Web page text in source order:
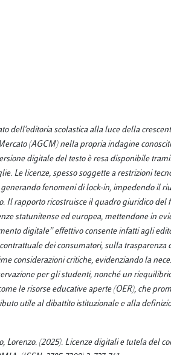
dell’editoria scolastica alla luce della
(AGCM) nella propria indagine
digitale del testo è resa disponibile
Le licenze, spesso soggette a restrizioni
fenomeni di lock-in, impedendo il
Il rapporto ricostruisce il quadro giuridico
statunitense ed europea, mettendone in
digitale” effettivo consente infatti agli
dei consumatori, sulla
considerazioni critiche, evidenziando la
per gli studenti, nonché un
le risorse educative aperte (OER), che
utile al dibattito istituzionale e alla
Lorenzo. (2025). Licenze digitali e tutela del